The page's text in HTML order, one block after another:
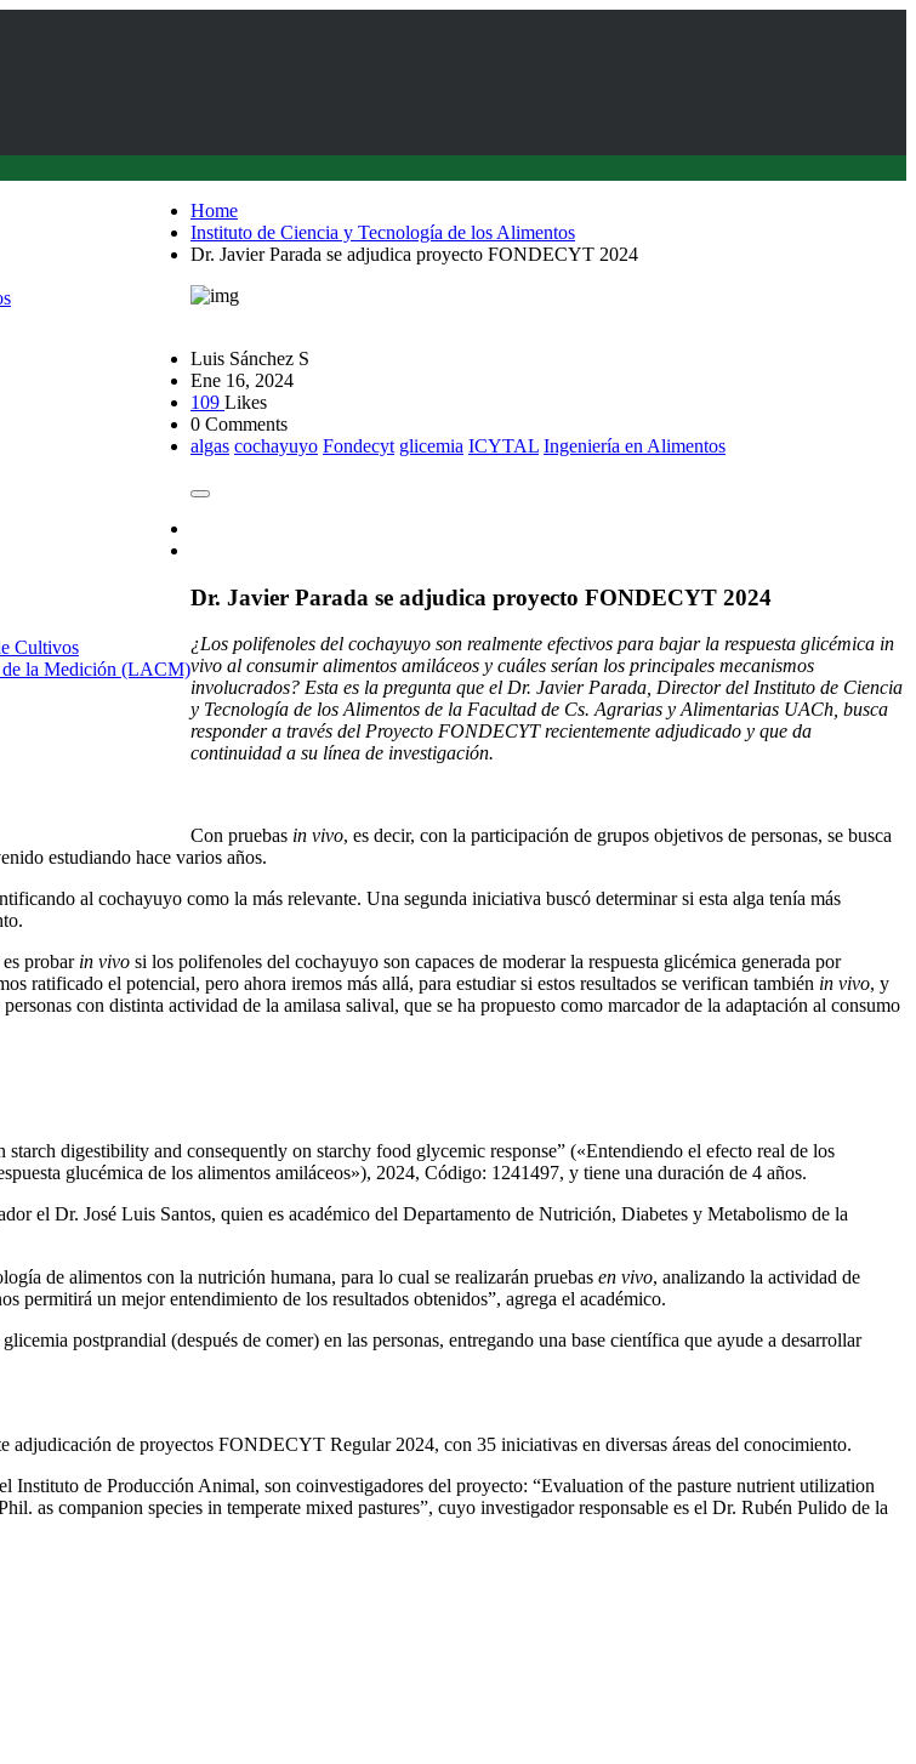
Cultivos
de la Medición (LACM)
Home
Instituto de Ciencia y Tecnología de los Alimentos
Dr. Javier Parada se adjudica proyecto FONDECYT 2024
Luis Sánchez S
Ene 16, 2024
109 Likes
0 Comments
algas cochayuyo Fondecyt glicemia ICYTAL Ingeniería en Alimentos
Dr. Javier Parada se adjudica proyecto FONDECYT 2024
¿Los polifenoles del cochayuyo son realmente efectivos para bajar la respuesta glicémica in
vivo al consumir alimentos amiláceos y cuáles serían los principales mecanismos
involucrados? Esta es la pregunta que el Dr. Javier Parada, Director del Instituto de Ciencia
y Tecnología de los Alimentos de la Facultad de Cs. Agrarias y Alimentarias UACh, busca
responder a través del Proyecto FONDECYT recientemente adjudicado y que da
continuidad a su línea de investigación.
Con pruebas in vivo, es decir, con la participación de grupos objetivos de personas, se busca
estudiando hace varios años.
al cochayuyo como la más relevante. Una segunda iniciativa buscó determinar si esta alga tenía más
probar in vivo si los polifenoles del cochayuyo son capaces de moderar la respuesta glicémica generada por
ratificado el potencial, pero ahora iremos más allá, para estudiar si estos resultados se verifican también in vivo, y
con distinta actividad de la amilasa salival, que se ha propuesto como marcador de la adaptación al consumo
digestibility and consequently on starchy food glycemic response” («Entendiendo el efecto real de los
glucémica de los alimentos amiláceos»), 2024, Código: 1241497, y tiene una duración de 4 años.
el Dr. José Luis Santos, quien es académico del Departamento de Nutrición, Diabetes y Metabolismo de la
de alimentos con la nutrición humana, para lo cual se realizarán pruebas en vivo, analizando la actividad de
permitirá un mejor entendimiento de los resultados obtenidos”, agrega el académico.
postprandial (después de comer) en las personas, entregando una base científica que ayude a desarrollar
de proyectos FONDECYT Regular 2024, con 35 iniciativas en diversas áreas del conocimiento.
de Producción Animal, son coinvestigadores del proyecto: “Evaluation of the pasture nutrient utilization
companion species in temperate mixed pastures”, cuyo investigador responsable es el Dr. Rubén Pulido de la